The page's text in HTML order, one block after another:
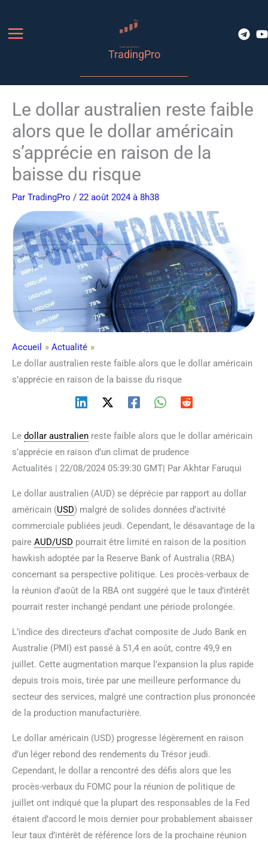
contenu
TradingPro
Le dollar australien reste faible
alors que le dollar américain
s’apprécie en raison de la
baisse du risque
Par TradingPro / 22 août 2024 à 8h38
Accueil
Actualité
Le dollar australien reste faible alors que le dollar américain
s’apprécie en raison de la baisse du risque
Le dollar australien reste faible alors que le dollar américain
s’apprécie en raison d’un climat de prudence
Actualités | 22/08/2024 05:39:30 GMT| Par Akhtar Faruqui
Le dollar australien (AUD) se déprécie par rapport au dollar
américain (USD) malgré de solides données d’activité
commerciale publiées jeudi. Cependant, le désavantage de la
paire AUD/USD pourrait être limité en raison de la position
hawkish adoptée par la Reserve Bank of Australia (RBA)
concernant sa perspective politique. Les procès-verbaux de
la réunion d’août de la RBA ont suggéré que le taux d’intérêt
pourrait rester inchangé pendant une période prolongée.
L’indice des directeurs d’achat composite de Judo Bank en
Australie (PMI) est passé à 51,4 en août, contre 49,9 en
juillet. Cette augmentation marque l’expansion la plus rapide
depuis trois mois, tirée par une meilleure performance du
secteur des services, malgré une contraction plus prononcée
de la production manufacturière.
Le dollar américain (USD) progresse légèrement en raison
d’un léger rebond des rendements du Trésor jeudi.
Cependant, le dollar a rencontré des défis alors que les
procès-verbaux du FOMC pour la réunion de politique de
juillet ont indiqué que la plupart des responsables de la Fed
étaient d’accord le mois dernier pour probablement abaisser
leur taux d’intérêt de référence lors de la prochaine réunion